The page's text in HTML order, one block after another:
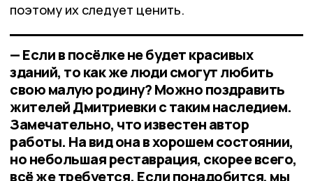
поэтому их следует ценить.
— Если в посёлке не будет красивых
зданий, то как же люди смогут любить
свою малую родину? Можно поздравить
жителей Дмитриевки с таким наследием.
Замечательно, что известен автор
работы. На вид она в хорошем состоянии,
но небольшая реставрация, скорее всего,
всё же требуется. Если понадобится, мы